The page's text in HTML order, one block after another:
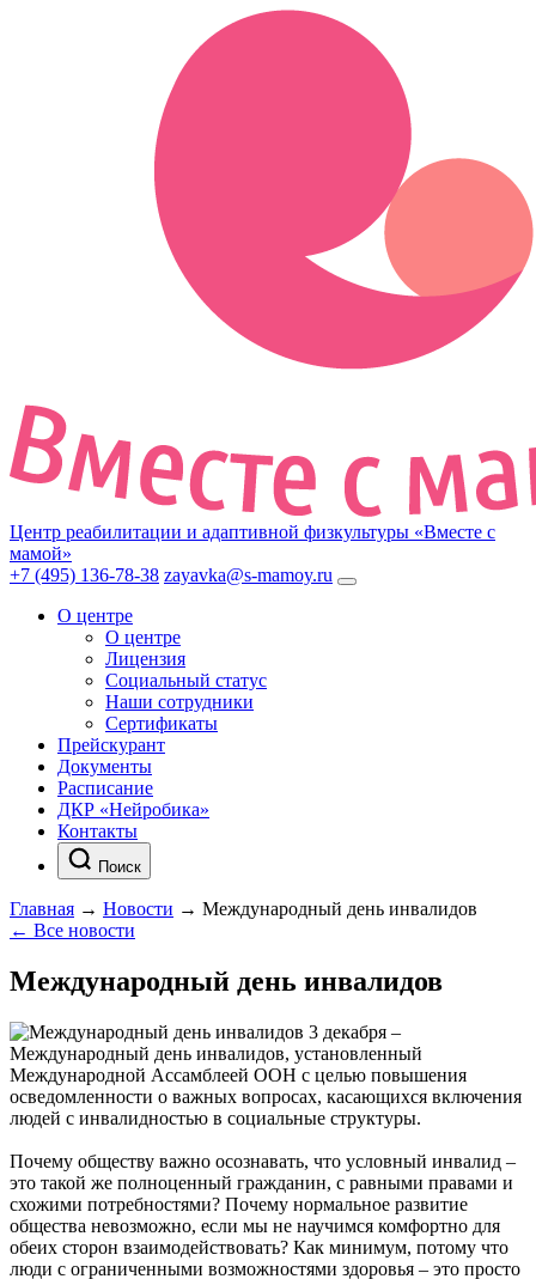
Центр реабилитации и адаптивной физкультуры «Вместе с
мамой»
+7 (495) 136-78-38 zayavka@s-mamoy.ru
О центре
О центре
Лицензия
Социальный статус
Наши сотрудники
Сертификаты
Прейскурант
Документы
Расписание
ДКР «Нейробика»
Контакты
Поиск
Главная → Новости → Международный день инвалидов
← Все новости
Международный день инвалидов
3 декабря –
Международный день инвалидов, установленный
Международной Ассамблеей ООН с целью повышения
осведомленности о важных вопросах, касающихся включения
людей с инвалидностью в социальные структуры.
Почему обществу важно осознавать, что условный инвалид –
это такой же полноценный гражданин, с равными правами и
схожими потребностями? Почему нормальное развитие
общества невозможно, если мы не научимся комфортно для
обеих сторон взаимодействовать? Как минимум, потому что
люди с ограниченными возможностями здоровья – это просто